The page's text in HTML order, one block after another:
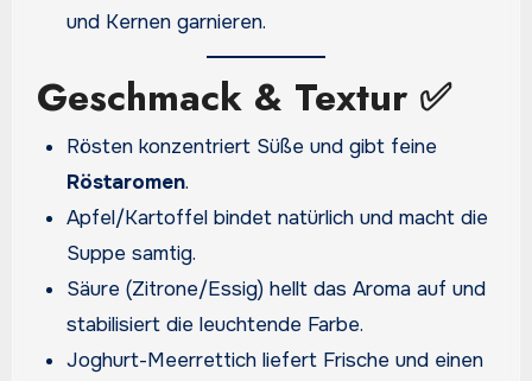
und Kernen garnieren.
Geschmack & Textur ✅
Rösten konzentriert Süße und gibt feine
Röstaromen.
Apfel/Kartoffel bindet natürlich und macht die
Suppe samtig.
Säure (Zitrone/Essig) hellt das Aroma auf und
stabilisiert die leuchtende Farbe.
Joghurt-Meerrettich liefert Frische und einen